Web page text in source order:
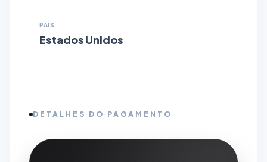
PAÍS
Estados Unidos
DETALHES DO PAGAMENTO